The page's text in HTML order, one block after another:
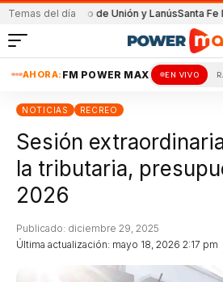
Temas del día
partido de Unión y LanúsSanta Fe logró
AHORA: FM POWER MAX EN VIVO
NOTICIAS RECREO
Sesión
la tributaria,
2026
Última actualización: mayo 18, 2026 2:17 pm
Publicado: diciembre 29, 2025